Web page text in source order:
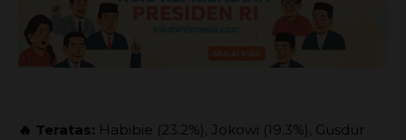
🔥 Teratas: Habibie (23.2%), Jokowi (19.3%), Gusdur